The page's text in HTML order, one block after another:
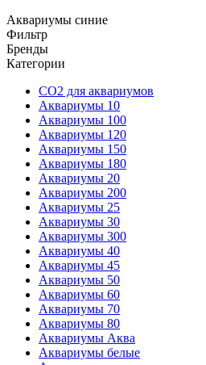
Аквариумы синие
Фильтр
Бренды
Категории
CO2 для аквариумов
Аквариумы 10
Аквариумы 100
Аквариумы 120
Аквариумы 150
Аквариумы 180
Аквариумы 20
Аквариумы 200
Аквариумы 25
Аквариумы 30
Аквариумы 300
Аквариумы 40
Аквариумы 45
Аквариумы 50
Аквариумы 60
Аквариумы 70
Аквариумы 80
Аквариумы Аква
Аквариумы белые